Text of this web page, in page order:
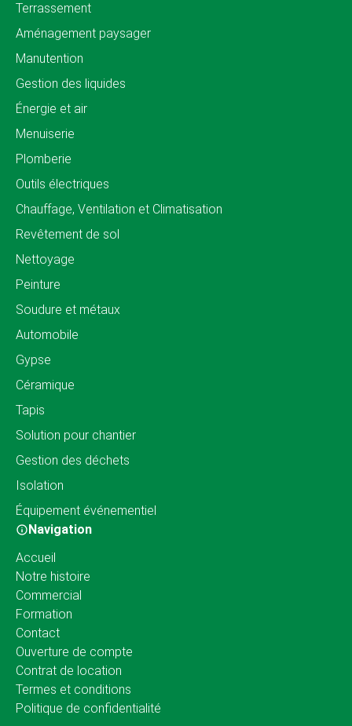
Terrassement
Aménagement paysager
Manutention
Gestion des liquides
Énergie et air
Menuiserie
Plomberie
Outils électriques
Chauffage, Ventilation et Climatisation
Revêtement de sol
Nettoyage
Peinture
Soudure et métaux
Automobile
Gypse
Céramique
Tapis
Solution pour chantier
Gestion des déchets
Isolation
Équipement événementiel
Navigation
Accueil
Notre histoire
Commercial
Formation
Contact
Ouverture de compte
Contrat de location
Termes et conditions
Politique de confidentialité